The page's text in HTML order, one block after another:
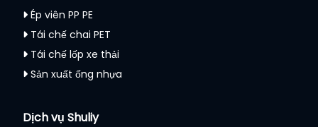
Ép viên PP PE
Tái chế chai PET
Tái chế lốp xe thải
Sản xuất ống nhựa
Dịch vụ Shuliy